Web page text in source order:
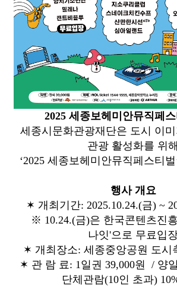
2025 세종보헤미안뮤직페
세종시문화관광재단은 도시 이
관광 활성화를 위해
‘2025 세종보헤미안뮤직페스티
행사 개요
✶ 개최기간: 2025.10.24.(금) ~
※ 10.24.(금)은 한국콘텐츠진
나잇'으로 무료입
✶ 개최장소: 세종중앙공원 도시
✶ 관 람 료: 1일권 39,000원 / 양
단체관람(10인 초과)